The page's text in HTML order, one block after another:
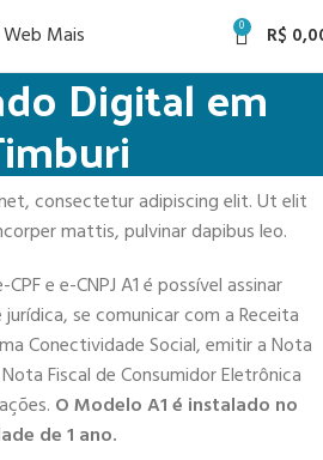
0 R$
Digital em
consectetur adipiscing elit. Ut elit
mattis, pulvinar dapibus leo.
e e-CNPJ A1 é possível assinar
se comunicar com a Receita
Conectividade Social, emitir a Nota
Fiscal de Consumidor Eletrônica
O Modelo A1 é instalado no
de 1 ano.